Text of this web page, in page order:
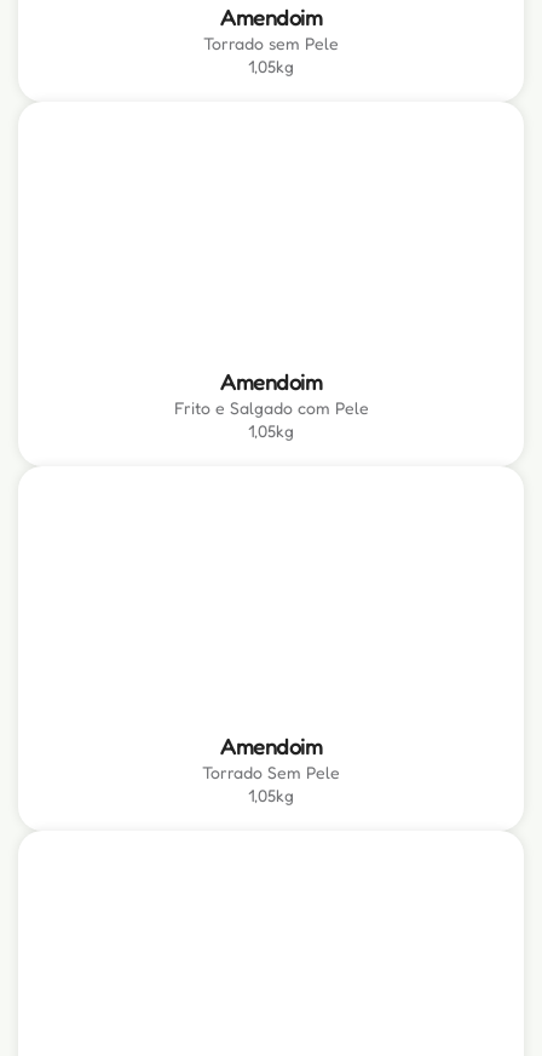
Amendoim
Torrado sem Pele
1,05kg
Amendoim
Frito e Salgado com Pele
1,05kg
Amendoim
Torrado Sem Pele
1,05kg